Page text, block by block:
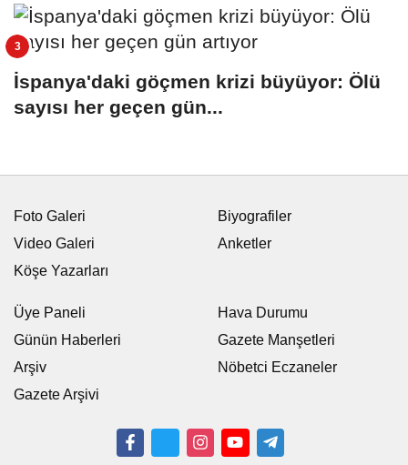
İspanya'daki göçmen krizi büyüyor: Ölü
sayısı her geçen gün...
Foto Galeri
Video Galeri
Köşe Yazarları
Biyografiler
Anketler
Üye Paneli
Günün Haberleri
Arşiv
Gazete Arşivi
Hava Durumu
Gazete Manşetleri
Nöbetci Eczaneler